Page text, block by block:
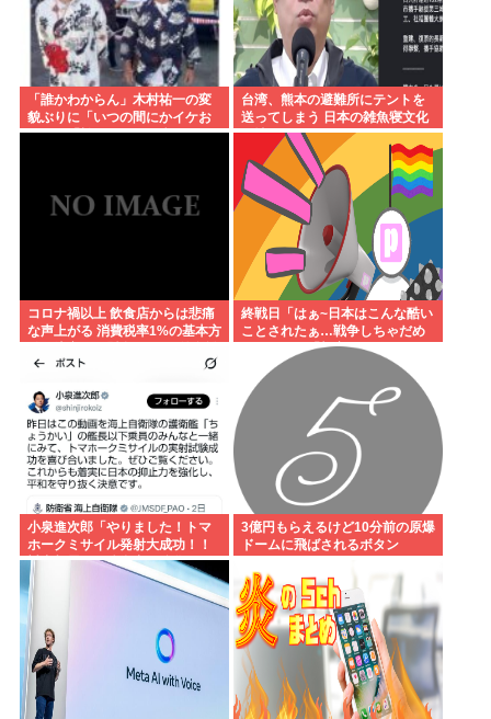
「誰かわからん」木村祐一の変
貌ぶりに「いつの間にかイケお
じに」「松ちゃんより痩せてな
台湾、熊本の避難所にテントを
送ってしまう 日本の雑魚寝文化
を壊すな！
コロナ禍以上 飲食店からは悲痛
な声上がる 消費税率1%の基本方
れ”
終戦日「はぁ~日本はこんな酷い
ことされたぁ…戦争しちゃだめ
ぇ…」ワイ「加害にも触れた
ら？」
小泉進次郎「やりました！トマ
ホークミサイル発射大成功！！
対中朝露への防衛力を強化して
ますw」
3億円もらえるけど10分前の原爆
ドームに飛ばされるボタン